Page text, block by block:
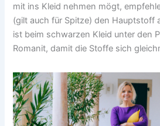
mit ins Kleid nehmen mögt,
(gilt auch für Spitze) den Hauptstoff
ist beim schwarzen Kleid unter den
Romanit, damit die Stoffe sich